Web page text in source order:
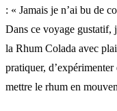
: « Jamais je n’ai bu de
Dans ce voyage gustatif,
la Rhum Colada avec
pratiquer,
mettre le rhum en